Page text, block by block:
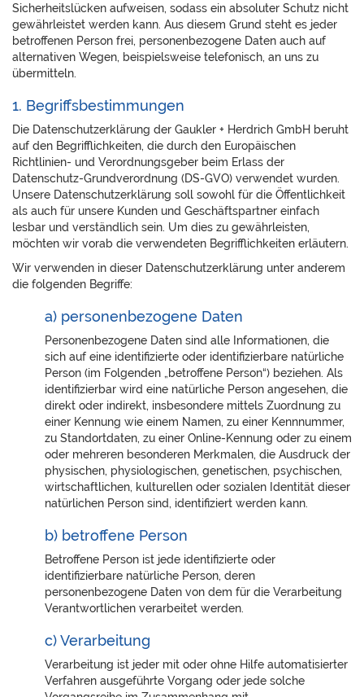
Sicherheitslücken aufweisen, sodass ein absoluter Schutz nicht
gewährleistet werden kann. Aus diesem Grund steht es jeder
betroffenen Person frei, personenbezogene Daten auch auf
alternativen Wegen, beispielsweise telefonisch, an uns zu
übermitteln.
1. Begriffsbestimmungen
Die Datenschutzerklärung der Gaukler + Herdrich GmbH beruht
auf den Begrifflichkeiten, die durch den Europäischen
Richtlinien- und Verordnungsgeber beim Erlass der
Datenschutz-Grundverordnung (DS-GVO) verwendet wurden.
Unsere Datenschutzerklärung soll sowohl für die Öffentlichkeit
als auch für unsere Kunden und Geschäftspartner einfach
lesbar und verständlich sein. Um dies zu gewährleisten,
möchten wir vorab die verwendeten Begrifflichkeiten erläutern.
Wir verwenden in dieser Datenschutzerklärung unter anderem
die folgenden Begriffe:
a) personenbezogene Daten
Personenbezogene Daten sind alle Informationen, die
sich auf eine identifizierte oder identifizierbare natürliche
Person (im Folgenden „betroffene Person“) beziehen. Als
identifizierbar wird eine natürliche Person angesehen, die
direkt oder indirekt, insbesondere mittels Zuordnung zu
einer Kennung wie einem Namen, zu einer Kennnummer,
zu Standortdaten, zu einer Online-Kennung oder zu einem
oder mehreren besonderen Merkmalen, die Ausdruck der
physischen, physiologischen, genetischen, psychischen,
wirtschaftlichen, kulturellen oder sozialen Identität dieser
natürlichen Person sind, identifiziert werden kann.
b) betroffene Person
Betroffene Person ist jede identifizierte oder
identifizierbare natürliche Person, deren
personenbezogene Daten von dem für die Verarbeitung
Verantwortlichen verarbeitet werden.
c) Verarbeitung
Verarbeitung ist jeder mit oder ohne Hilfe automatisierter
Verfahren ausgeführte Vorgang oder jede solche